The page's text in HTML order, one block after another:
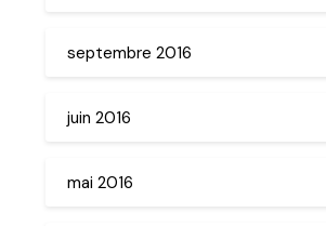
septembre 2016
juin 2016
mai 2016